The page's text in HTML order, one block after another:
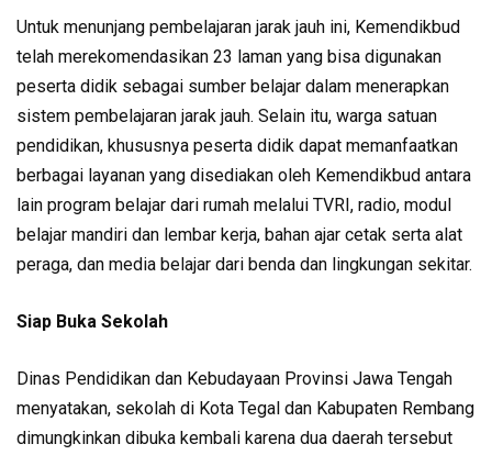
Untuk menunjang pembelajaran jarak jauh ini, Kemendikbud
telah merekomendasikan 23 laman yang bisa digunakan
peserta didik sebagai sumber belajar dalam menerapkan
sistem pembelajaran jarak jauh. Selain itu, warga satuan
pendidikan, khususnya peserta didik dapat memanfaatkan
berbagai layanan yang disediakan oleh Kemendikbud antara
lain program belajar dari rumah melalui TVRI, radio, modul
belajar mandiri dan lembar kerja, bahan ajar cetak serta alat
peraga, dan media belajar dari benda dan lingkungan sekitar.
Siap Buka Sekolah
Dinas Pendidikan dan Kebudayaan Provinsi Jawa Tengah
menyatakan, sekolah di Kota Tegal dan Kabupaten Rembang
dimungkinkan dibuka kembali karena dua daerah tersebut